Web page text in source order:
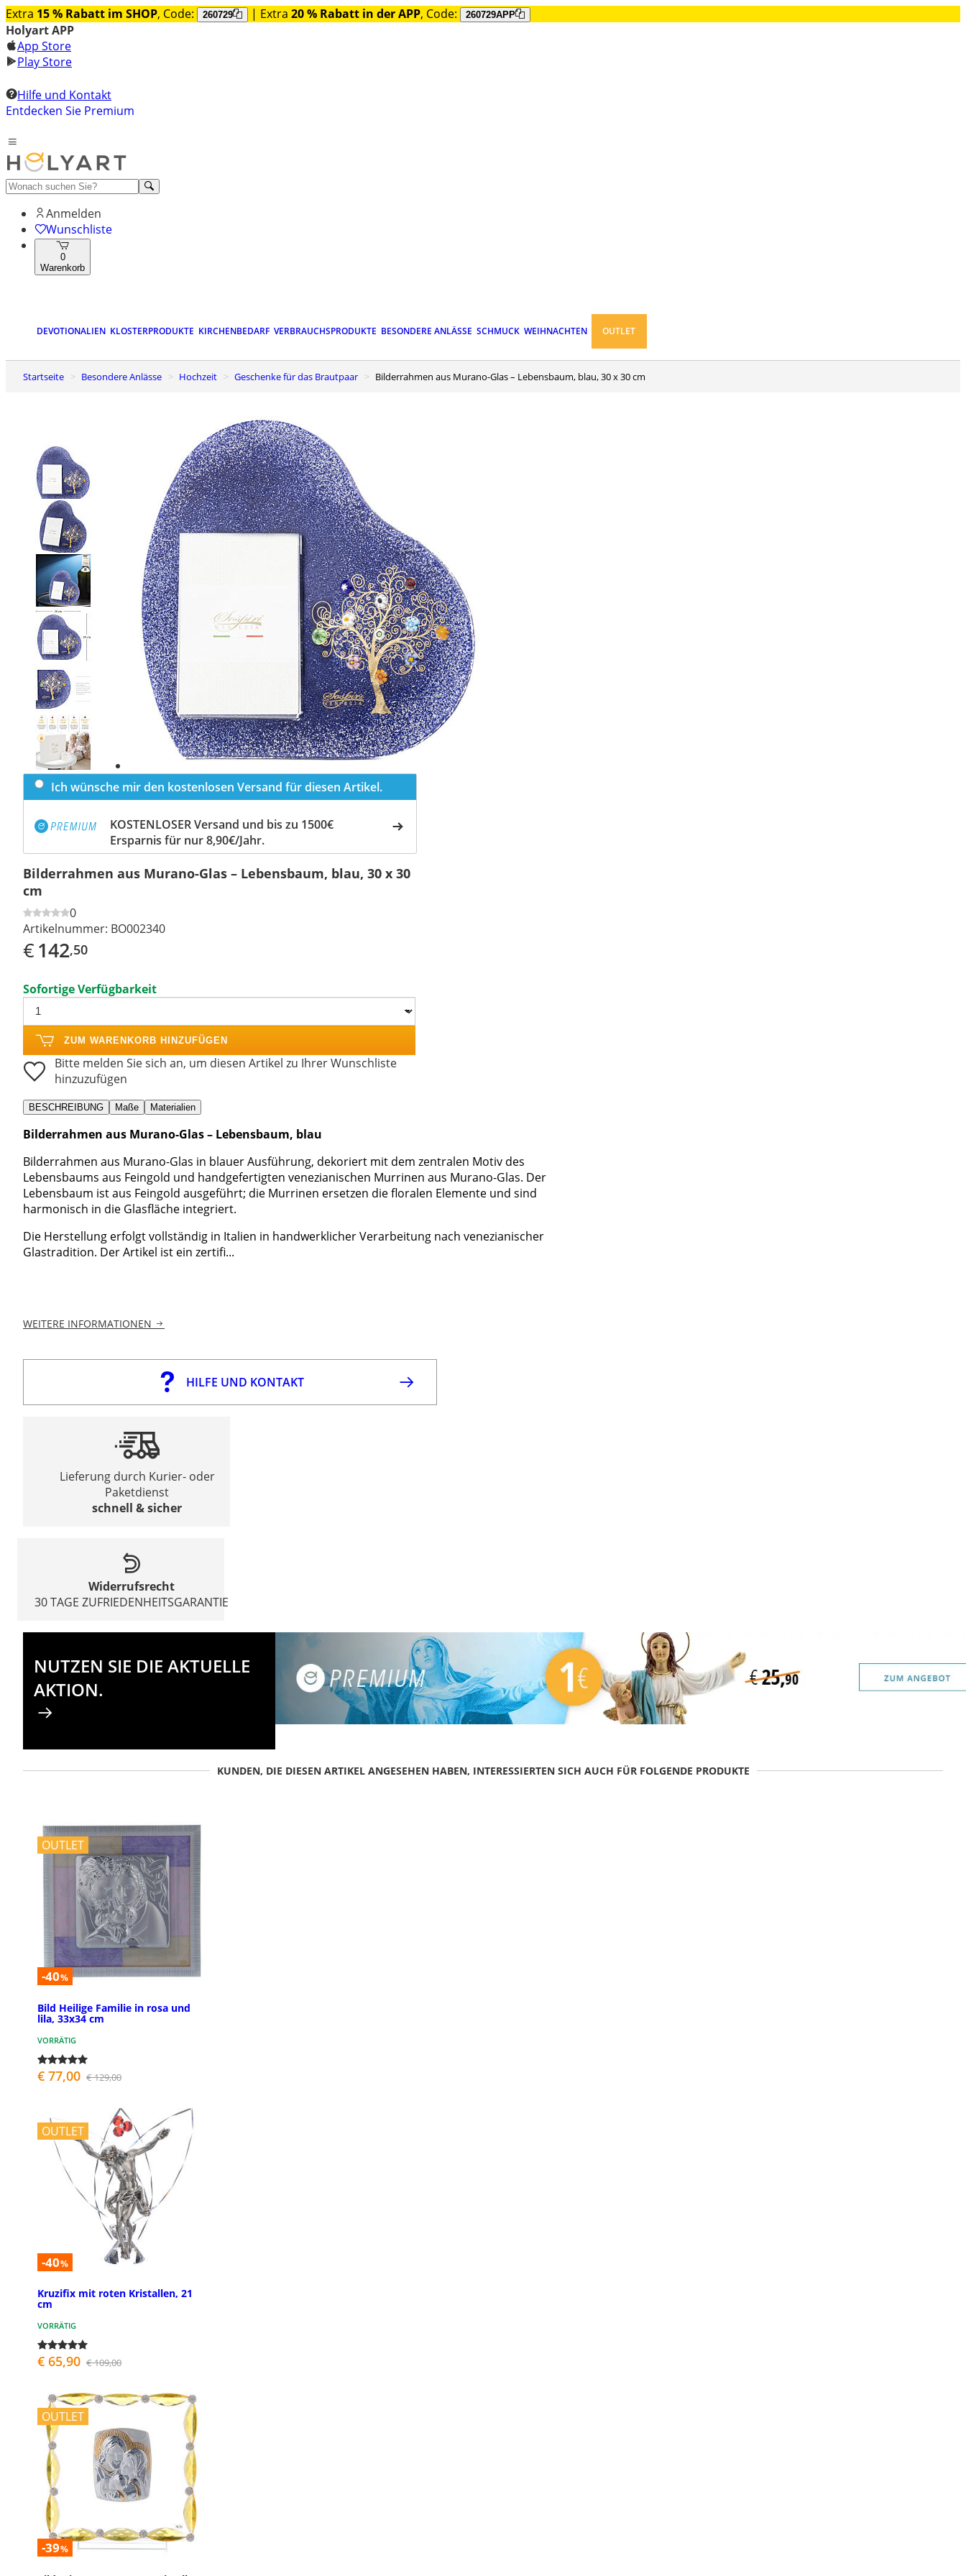
Extra 15 % Rabatt im SHOP, Code: 260729 | Extra 20 % Rabatt in der APP, Code: 260729APP
Holyart APP
App Store
Play Store
Hilfe und Kontakt
Entdecken Sie Premium
Anmelden
Wunschliste
0
Warenkorb
DEVOTIONALIEN KLOSTERPRODUKTE KIRCHENBEDARF VERBRAUCHSPRODUKTE BESONDERE ANLÄSSE SCHMUCK WEIHNACHTEN OUTLET
Startseite Besondere Anlässe Hochzeit Geschenke für das Brautpaar Bilderrahmen aus Murano-Glas – Lebensbaum, blau, 30 x 30 cm
Previous
slide
Next
slide
Ich wünsche mir den kostenlosen Versand für diesen Artikel.
KOSTENLOSER Versand und bis zu 1500€
Ersparnis für nur 8,90€/Jahr.
Bilderrahmen aus Murano-Glas – Lebensbaum, blau, 30 x 30
cm
0
Artikelnummer: BO002340
€142,50
Sofortige Verfügbarkeit
ZUM WARENKORB HINZUFÜGEN
Bitte melden Sie sich an, um diesen Artikel zu Ihrer Wunschliste
hinzuzufügen
BESCHREIBUNG Maße Materialien
Bilderrahmen aus Murano-Glas – Lebensbaum, blau
Bilderrahmen aus Murano-Glas in blauer Ausführung, dekoriert mit dem zentralen Motiv des
Lebensbaums aus Feingold und handgefertigten venezianischen Murrinen aus Murano-Glas. Der
Lebensbaum ist aus Feingold ausgeführt; die Murrinen ersetzen die floralen Elemente und sind
harmonisch in die Glasfläche integriert.
Die Herstellung erfolgt vollständig in Italien in handwerklicher Verarbeitung nach venezianischer
Glastradition. Der Artikel ist ein zertifi...
WEITERE INFORMATIONEN
HILFE UND KONTAKT
Lieferung durch Kurier- oder
Paketdienst
schnell & sicher
Widerrufsrecht
30 TAGE ZUFRIEDENHEITSGARANTIE
NUTZEN SIE DIE AKTUELLE
AKTION.
KUNDEN, DIE DIESEN ARTIKEL ANGESEHEN HABEN, INTERESSIERTEN SICH AUCH FÜR FOLGENDE PRODUKTE
OUTLET
-40%
Bild Heilige Familie in rosa und
lila, 33x34 cm
VORRÄTIG
€ 77,00 € 129,00
OUTLET
-40%
Kruzifix mit roten Kristallen, 21
cm
VORRÄTIG
€ 65,90 € 109,00
OUTLET
-39%